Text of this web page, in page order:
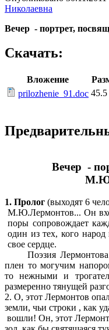
Николаевна
Вечер - портрет,
Скачать:
Вложение
prilozhenie_91.doc
Вечер -
1. Пролог (выходят 6
М.Ю.Лермонтов... Он
поры сопровождает
один из тех, кого
свое сердце.
Поэзия
плен то могучим
то нежными и
размеренно тянущей
2. О, этот Лермонтов
земли, чьи строки , как
вошли! Он, этот